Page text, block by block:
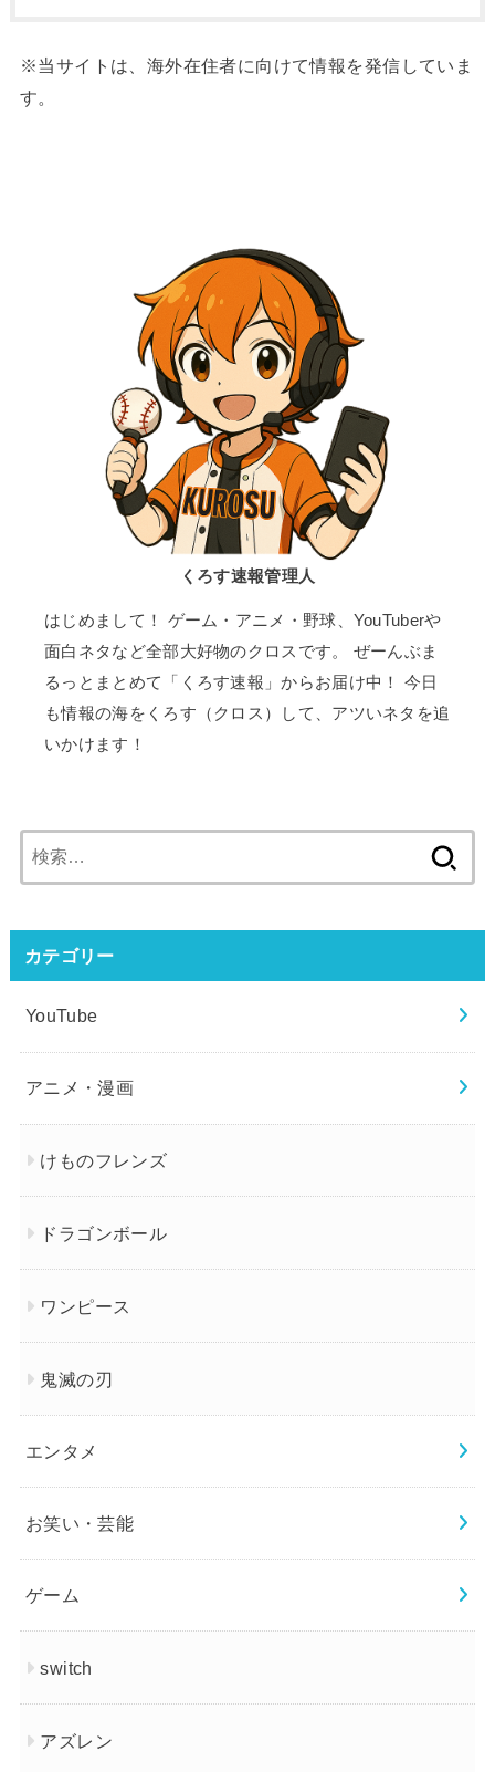
※当サイトは、海外在住者に向けて情報を発信していま
す。
くろす速報管理人
はじめまして！ ゲーム・アニメ・野球、YouTuberや
面白ネタなど全部大好物のクロスです。 ぜーんぶま
るっとまとめて「くろす速報」からお届け中！ 今日
も情報の海をくろす（クロス）して、アツいネタを追
いかけます！
索:
カテゴリー
YouTube
アニメ・漫画
けものフレンズ
ドラゴンボール
ワンピース
鬼滅の刃
エンタメ
お笑い・芸能
ゲーム
switch
アズレン